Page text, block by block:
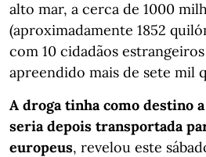
alto mar, a cerca de 1000
(aproximadamente 1852
com 10 cidadãos
apreendido mais de sete mil
A droga tinha como destino
seria depois transportada
europeus, revelou este